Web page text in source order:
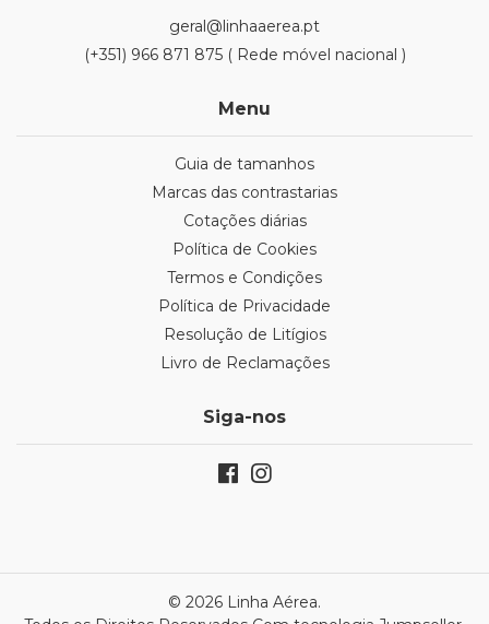
geral@linhaaerea.pt
(+351) 966 871 875 ( Rede móvel nacional )
Menu
Guia de tamanhos
Marcas das contrastarias
Cotações diárias
Política de Cookies
Termos e Condições
Política de Privacidade
Resolução de Litígios
Livro de Reclamações
Siga-nos
© 2026 Linha Aérea.